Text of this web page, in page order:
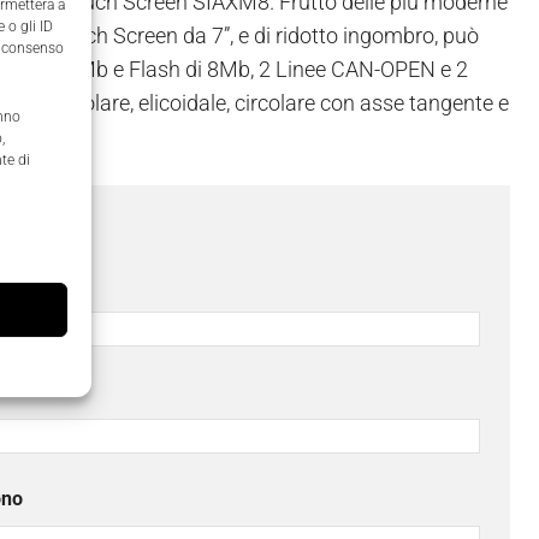
a
o gli ID
di
Touch Screen da 7”, e di ridotto ingombro, può
di 64 Mb e Flash di 8Mb, 2 Linee CAN-OPEN e 2
circolare, elicoidale, circolare con asse tangente e
*